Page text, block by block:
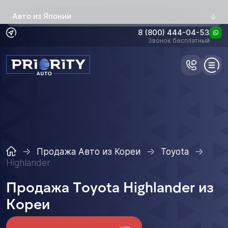
Авто из Японии
8 (800) 444-04-53
Звонок бесплатный
Продажа Авто из Кореи
Toyota
Highlander
Продажа Toyota Highlander из
Кореи